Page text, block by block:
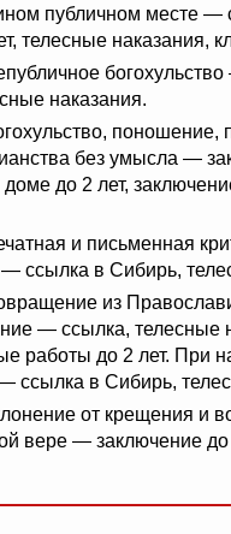
публичном месте —
телесные наказания,
наказания.
поношение,
без умысла —
до 2 лет,
и письменная
ссылка в Сибирь,
из
— ссылка, телесные
работы до 2 лет. При
ссылка в Сибирь,
от крещения и
вере — заключение до